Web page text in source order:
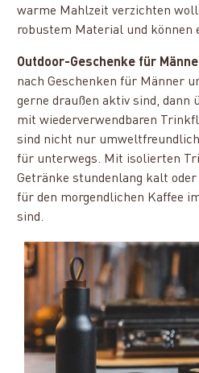
warme Mahlzeit verzichten
robustem Material und können
Outdoor-Geschenke für
nach Geschenken für Männer
gerne draußen aktiv sind, dann
mit wiederverwendbaren
sind nicht nur
für unterwegs. Mit isolierten
Getränke stundenlang kalt
für den morgendlichen Kaffee
sind.